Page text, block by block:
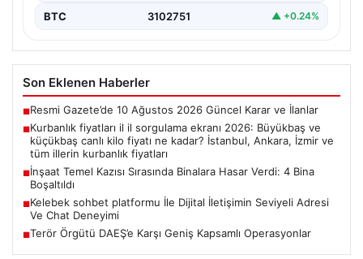
BTC 3102751 ▲ +0.24%
Son Eklenen Haberler
■Resmi Gazete’de 10 Ağustos 2026 Güncel Karar ve İlanlar
■Kurbanlık fiyatları il il sorgulama ekranı 2026: Büyükbaş ve
küçükbaş canlı kilo fiyatı ne kadar? İstanbul, Ankara, İzmir ve
tüm illerin kurbanlık fiyatları
■İnşaat Temel Kazısı Sırasında Binalara Hasar Verdi: 4 Bina
Boşaltıldı
■Kelebek sohbet platformu İle Dijital İletişimin Seviyeli Adresi
Ve Chat Deneyimi
■Terör Örgütü DAEŞ’e Karşı Geniş Kapsamlı Operasyonlar